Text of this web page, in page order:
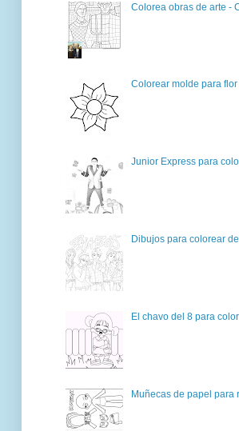
Colorea obras de arte -
Colorear molde para flor
Junior Express para
Dibujos para colorear
El chavo del 8 para
Muñecas de papel para